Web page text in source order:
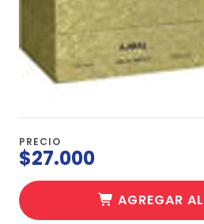
PRECIO
$27.000
AGREGAR